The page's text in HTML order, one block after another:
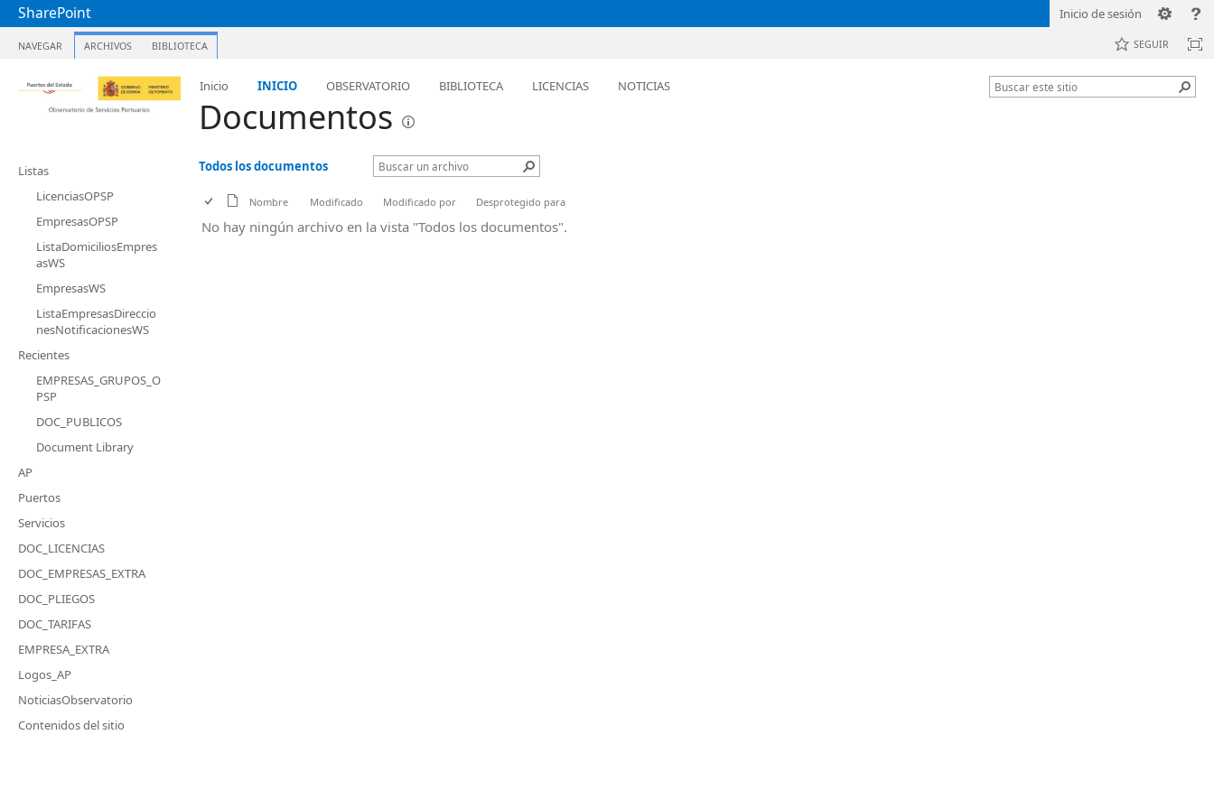
SharePoint Inicio de sesión
NAVEGAR ARCHIVOS BIBLIOTECA SEGUIR
Inicio INICIO OBSERVATORIO BIBLIOTECA LICENCIAS NOTICIAS
Documentos
Listas
LicenciasOPSP
EmpresasOPSP
ListaDomiciliosEmpres
asWS
EmpresasWS
ListaEmpresasDireccio
nesNotificacionesWS
Recientes
EMPRESAS_GRUPOS_O
PSP
DOC_PUBLICOS
Document Library
AP
Puertos
Servicios
DOC_LICENCIAS
DOC_EMPRESAS_EXTRA
DOC_PLIEGOS
DOC_TARIFAS
EMPRESA_EXTRA
Logos_AP
NoticiasObservatorio
Contenidos del sitio
Todos los documentos
Nombre Modificado Modificado por Desprotegido para
No hay ningún archivo en la vista "Todos los documentos".